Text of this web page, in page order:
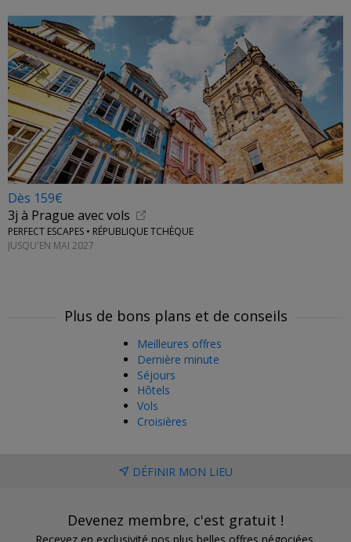
Dès 159€
3j à Prague avec vols
PERFECT ESCAPES • RÉPUBLIQUE TCHÈQUE
JUSQU'EN MAI 2027
Plus de bons plans et de conseils
Meilleures offres
Dernière minute
Séjours
Hôtels
Vols
Croisières
DÉFINIR MON LIEU
Devenez membre, c'est gratuit !